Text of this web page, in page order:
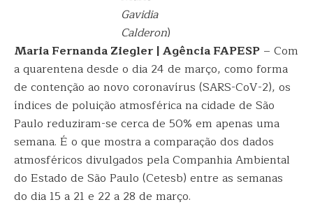
Gavidia
Calderon)
Maria Fernanda Ziegler | Agência FAPESP – Com
a quarentena desde o dia 24 de março, como forma
de contenção ao novo coronavírus (SARS-CoV-2), os
índices de poluição atmosférica na cidade de São
Paulo reduziram-se cerca de 50% em apenas uma
semana. É o que mostra a comparação dos dados
atmosféricos divulgados pela Companhia Ambiental
do Estado de São Paulo (Cetesb) entre as semanas
do dia 15 a 21 e 22 a 28 de março.